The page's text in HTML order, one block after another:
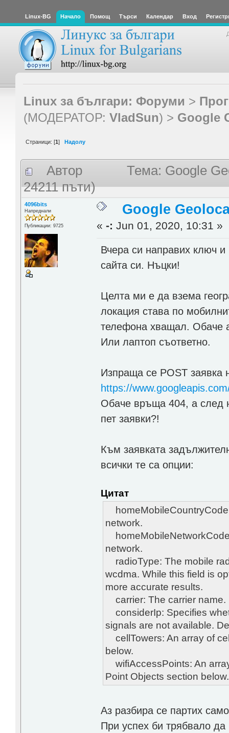
Linux-BG Начало Помощ Търси Календар Вход
Linux за българи: Форуми >
(МОДЕРАТОР: VladSun) > Google
Страници: [1] Надолу
Автор
Тема: Google
24211 пъти)
4096bits
Напреднали
Публикации: 9725
Google
«-: Jun 01, 2020, 10:31 »
Вчера си направих ключ и
сайта си. Нъцки!
Целта ми е да взема
локация става по
телефона хващал. Обаче
Или лаптоп съответно.
Изпраща се POST заявка
https://
Обаче връща 404, а след
пет заявки?!
Към заявката
всички те са опции:
Цитат
network.
network.
radioType: The mobile
wcdma. While this field is
more accurate results.
carrier: The carrier name.
considerIp: Specifies
signals are not available.
cellTowers: An array of
below.
wifiAccessPoints: An
Point Objects section below.
Аз разбира се партих
При успех би трябвало